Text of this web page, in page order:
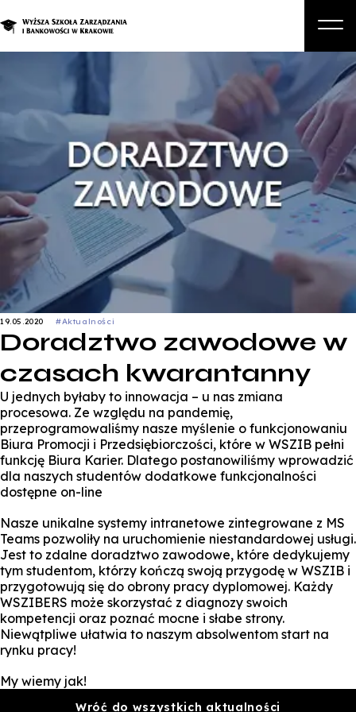
O nas
Studia
Studia podyplomowe i kursy
Kandydat
Student
Biznes
19.05.2020 #Aktualności
Doradztwo zawodowe w
czasach kwarantanny
U jednych byłaby to innowacja – u nas zmiana
procesowa. Ze względu na pandemię,
przeprogramowaliśmy nasze myślenie o funkcjonowaniu
Biura Promocji i Przedsiębiorczości, które w WSZIB pełni
funkcję Biura Karier. Dlatego postanowiliśmy wprowadzić
dla naszych studentów dodatkowe funkcjonalności
dostępne on-line
Nasze unikalne systemy intranetowe zintegrowane z MS
Teams pozwoliły na uruchomienie niestandardowej usługi.
Jest to zdalne doradztwo zawodowe, które dedykujemy
tym studentom, którzy kończą swoją przygodę w WSZIB i
przygotowują się do obrony pracy dyplomowej. Każdy
WSZIBERS może skorzystać z diagnozy swoich
kompetencji oraz poznać mocne i słabe strony.
Niewątpliwe ułatwia to naszym absolwentom start na
rynku pracy!
My wiemy jak!
Wróć do wszystkich aktualności